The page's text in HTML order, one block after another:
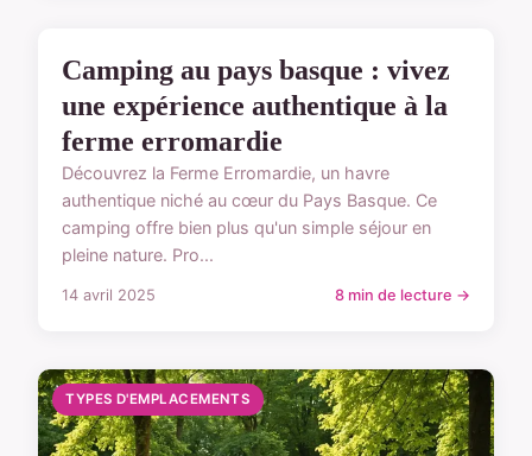
TYPES D'EMPLACEMENTS
Camping au pays basque : vivez
une expérience authentique à la
ferme erromardie
Découvrez la Ferme Erromardie, un havre
authentique niché au cœur du Pays Basque. Ce
camping offre bien plus qu'un simple séjour en
pleine nature. Pro...
14 avril 2025 8 min de lecture →
TYPES D'EMPLACEMENTS